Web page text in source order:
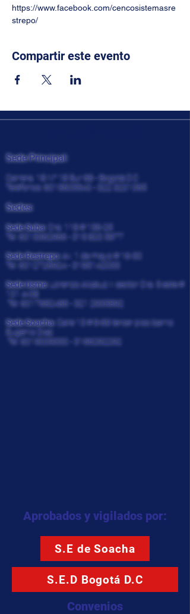
https://www.facebook.com/cencosistemasre
strepo/
Compartir este evento
Sede Principal:
Carrera. 18 N° 18 Sur 68 - Bogotá D.C
Teléfonos: 6015605540 - 322 3201065
Sedes:
Sede Suba: Cra. 118 # 136-25
Tel: 6015362966 - 315 820 5977
Sede Restrepo: Av. 1 de mayo # 16-30
Tel: 6012726924- 3195142033
Sede Usme: Lorenzo Alcatuz II sector Cra. 5 este #
101 A-08
Tel: 6017682486 - 321 2935892
Sede Soacha: Calle 13 # 9-69 tercer piso barrio
Eugenio Diaz
Tel: 6019009330 - 3166292292
Aprobados y vigilados por:
S.E de Soacha
S.E.D Bogotá D.C
Convenios